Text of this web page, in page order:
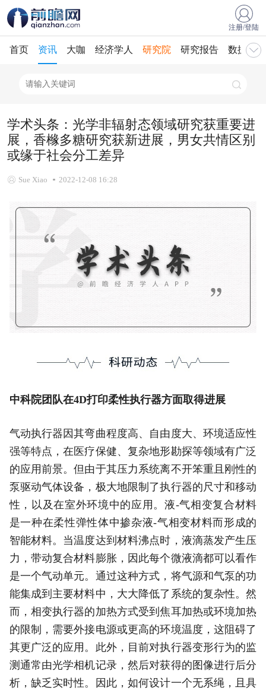
注册/登陆
首页 资讯 大咖 经济学人 研究院 研究报告 数据库
学术头条：光学非辐射态领域研究获重要进
展，香橼多糖研究获新进展，男女共情区别
或缘于社会分工差异
Sue Xiao 2022-12-08 16:28
中科院团队在4D打印柔性执行器方面取得进展
气动执行器因其弯曲程度高、自由度大、环境适应性
强等特点，在医疗保健、复杂地形勘探等领域有广泛
的应用前景。但由于其压力系统离不开笨重且刚性的
泵驱动气体设备，极大地限制了执行器的尺寸和移动
性，以及在室外环境中的应用。液-气相变复合材料
是一种在柔性弹性体中掺杂液-气相变材料而形成的
智能材料。当温度达到材料沸点时，液滴蒸发产生压
力，带动复合材料膨胀，因此每个微液滴都可以看作
是一个气动单元。通过这种方式，将气源和气泵的功
能集成到主要材料中，大大降低了系统的复杂性。然
而，相变执行器的加热方式受到焦耳加热或环境加热
的限制，需要外接电源或更高的环境温度，这阻碍了
其更广泛的应用。此外，目前对执行器变形行为的监
测通常由光学相机记录，然后对获得的图像进行后分
析，缺乏实时性。因此，如何设计一个无系绳，且具